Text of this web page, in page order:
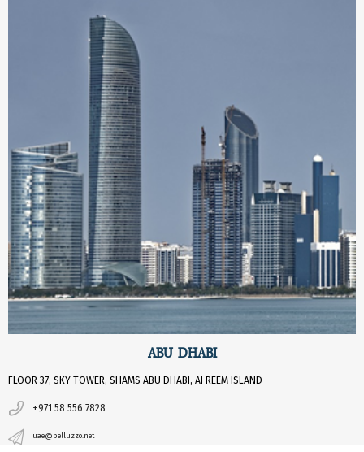
ABU DHABI
FLOOR 37, SKY TOWER, SHAMS ABU DHABI, AI REEM ISLAND
+971 58 556 7828
uae@belluzzo.net